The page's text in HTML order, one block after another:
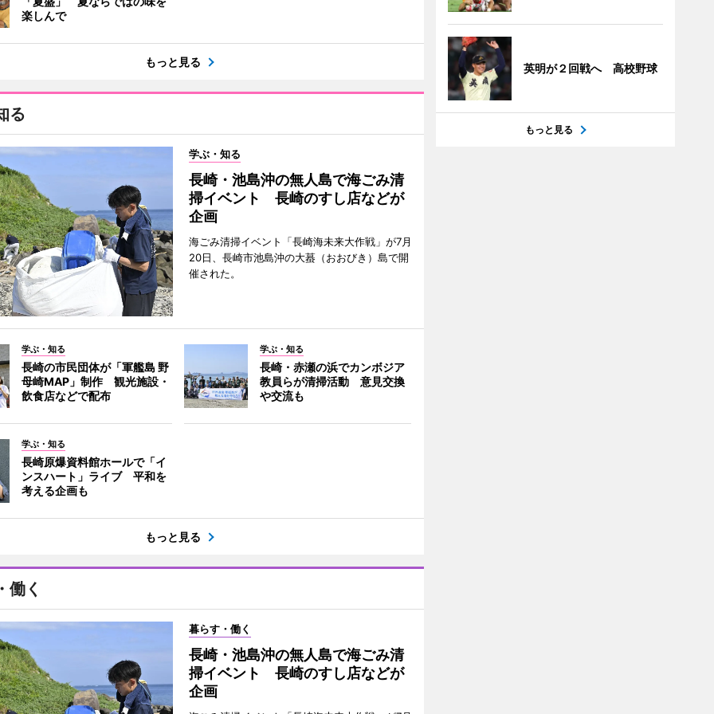
楽しんで
もっと見る
る
学ぶ・知る
長崎・池島沖の無人島で海ごみ清
掃イベント 長崎のすし店などが
企画
海ごみ清掃イベント「長崎海未来大作戦」が7月
20日、長崎市池島沖の大蟇（おおびき）島で開
催された。
学ぶ・知る
長崎の市民団体が「軍艦島 野
母崎MAP」制作 観光施設・
飲食店などで配布
学ぶ・知る
長崎・赤瀬の浜でカンボジア
教員らが清掃活動 意見交換
や交流も
学ぶ・知る
長崎原爆資料館ホールで「イ
ンスハート」ライブ 平和を
考える企画も
もっと見る
働く
暮らす・働く
長崎・池島沖の無人島で海ごみ清
掃イベント 長崎のすし店などが
企画
英明が２回戦へ 高校野球
もっと見る